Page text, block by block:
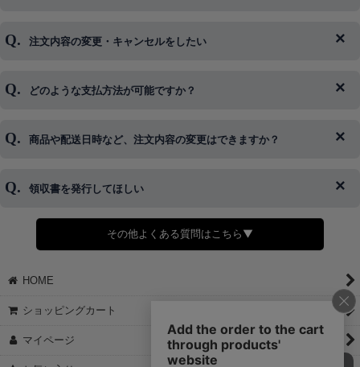
◆下記ページより、ログインIDの変更が可能です。
注文内容の変更・キャンセルをしたい
◆即日発送を行なっている関係上、午後以降のご連絡やキャンセル
※発送後、発送準備が完了しお手続きが間に合わない場合は変更、
どのような支払方法が可能ですか？
◆代金引換・クレジットカード・携帯キャリア決済・おねだり決
＞詳細は画像をタップ＜
商品や配送日時など、注文内容の変更はできますか？
◆商品発送前の変更は承っております。
さい。
領収書を発行してほしい
◆領収書はご希望頂いた場合のみ発行しております。
【これからご注文する場合】
STEP2「お届け先・お支払い」ページにて備考欄に下記の記載をお
願いします。
②宛名（空欄は上様は不可）
③但し書き（空欄やお品代は不可）
その他よくある質問はこちら▼
HOME
ショッピングカート
マイページ